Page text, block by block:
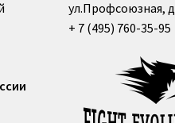
ул.Профсоюзная,
+ 7 (495) 760-35-95